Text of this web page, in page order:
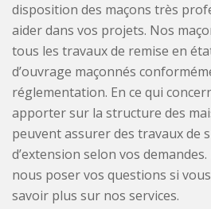
disposition des maçons très
aider dans vos projets. Nos
tous les travaux de remise en
d’ouvrage maçonnés
réglementation. En ce qui
apporter sur la structure des
peuvent assurer des travaux de
d’extension selon vos
nous poser vos questions si
savoir plus sur nos services.